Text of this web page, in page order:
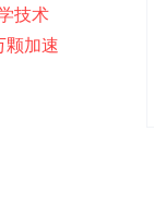
技术
加速